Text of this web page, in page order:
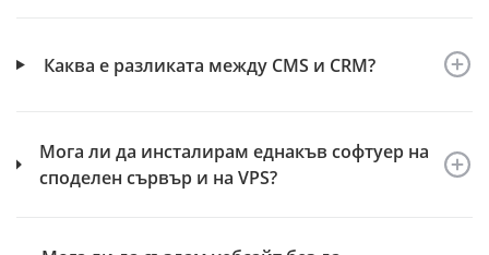
Каква е разликата между CMS и CRM?
Мога ли да инсталирам еднакъв софтуер на
споделен сървър и на VPS?